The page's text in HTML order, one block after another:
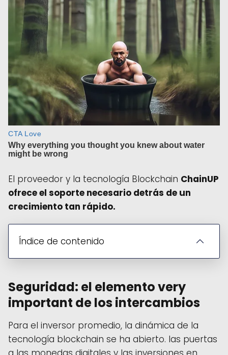
El proveedor y la tecnología Blockchain ChainUP
ofreceel soporte necesario detrás de un
crecimiento tan rápido.
Índice de contenido
Seguridad: el elemento very
important de los intercambios
Para el inversor promedio, la dinámica de la
tecnología blockchain se ha abierto. las puertas